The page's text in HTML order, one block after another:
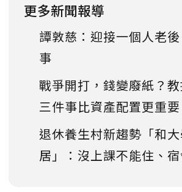
更多新聞報導
譚敦慈：迎接一個人老
事
戰爭開打，錢變廢紙？
三件事比資產配置更重要
退休養生村新趨勢「和
居」：沒上課不能住、